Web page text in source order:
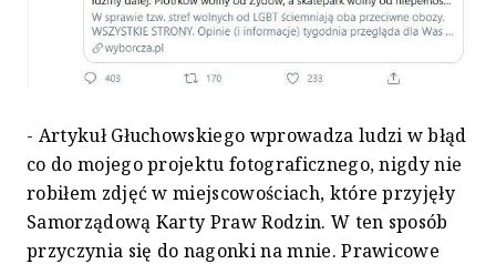
- Artykuł Głuchowskiego wprowadza ludzi w błąd
co do mojego projektu fotograficznego, nigdy nie
robiłem zdjęć w miejscowościach, które przyjęły
Samorządową Karty Praw Rodzin. W ten sposób
przyczynia się do nagonki na mnie. Prawicowe